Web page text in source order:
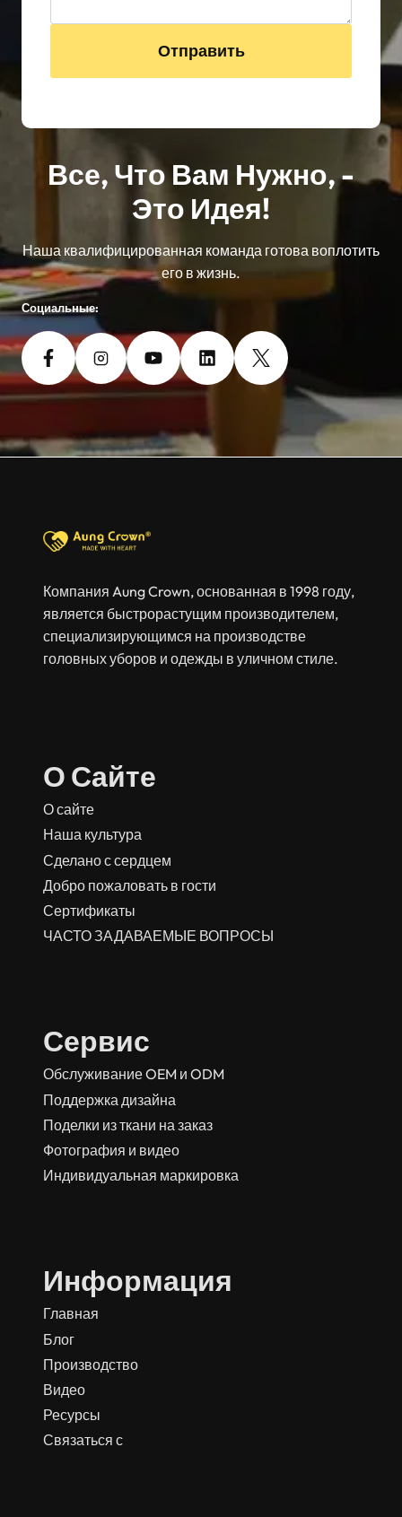
Отправить
Все, Что Вам Нужно, -
Это Идея!
Наша квалифицированная команда готова воплотить
его в жизнь.
Социальные:
Компания Aung Crown, основанная в 1998 году,
является быстрорастущим производителем,
специализирующимся на производстве
головных уборов и одежды в уличном стиле.
О Сайте
О сайте
Наша культура
Сделано с сердцем
Добро пожаловать в гости
Сертификаты
ЧАСТО ЗАДАВАЕМЫЕ ВОПРОСЫ
Сервис
Обслуживание OEM и ODM
Поддержка дизайна
Поделки из ткани на заказ
Фотография и видео
Индивидуальная маркировка
Информация
Главная
Блог
Производство
Видео
Ресурсы
Связаться с